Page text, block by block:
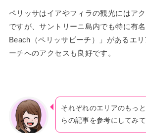
ペリッサはイアやフィラの観光にはア
ですが、サントリーニ島内でも特に有
Beach（ペリッサビーチ）」があるエ
ーチへのアクセスも良好です。
それぞれのエリアのもっ
らの記事を参考にしてみて